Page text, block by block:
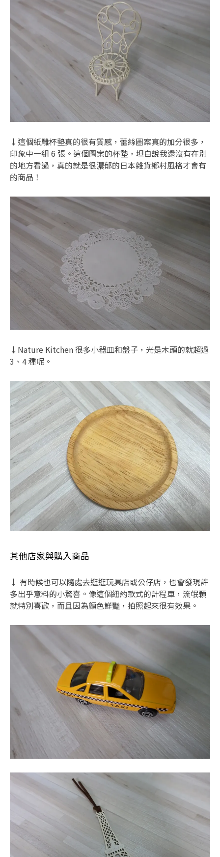
↓這個紙雕杯墊真的很有質感，蕾絲圖案真的加分很多，
印象中一組 6 張。這個圖案的杯墊，坦白說我還沒有在別
的地方看過，真的就是很濃郁的日本雜貨鄉村風格才會有
的商品！
↓Nature Kitchen 很多小器皿和盤子，光是木頭的就超過
3、4 種呢。
其他店家與購入商品
↓ 有時候也可以隨處去逛逛玩具店或公仔店，也會發現許
多出乎意料的小驚喜。像這個紐約款式的計程車，流氓顆
就特別喜歡，而且因為顏色鮮豔，拍照起來很有效果。